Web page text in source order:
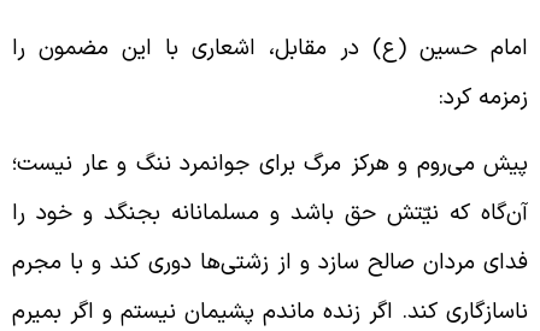
حسین (ع) در مقابل، اشعاری با این مضمون را
کرد:
می‌روم و هرکز مرگ برای جوانمرد ننگ و عار نیست؛
که نیّتش حقباشد و مسلمانانه بجنگد و خود را
مردان صالح سازد و از زشتی‌ها دوری کند و با مجرم
کند. اگر زنده ماندم پشیمان نیستم و اگر بمیرم